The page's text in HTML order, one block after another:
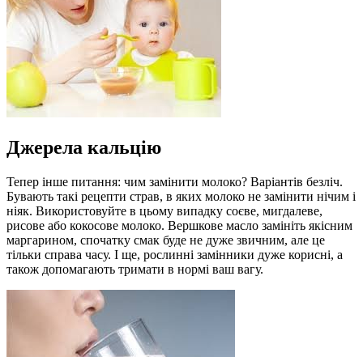
Джерела кальцію
Тепер інше питання: чим замінити молоко? Варіантів безліч.
Бувають такі рецепти страв, в яких молоко не замінити нічим і
ніяк. Використовуйте в цьому випадку соєве, мигдалеве,
рисове або кокосове молоко. Вершкове масло замініть якісним
маргарином, спочатку смак буде не дуже звичним, але це
тільки справа часу. І ще, рослинні замінники дуже корисні, а
також допомагають тримати в нормі ваш вагу.